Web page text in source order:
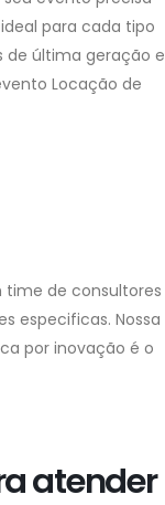
para cada tipo
de última geração e
Locação de
time de consultores
especificas. Nossa
por inovação é o
atender